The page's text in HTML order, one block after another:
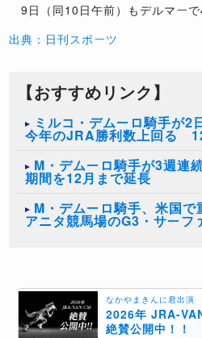
9日（同10日午前）もデルマーで
出典：日刊スポーツ
【おすすめリンク】
ミルコ・デムーロ騎手が2
今年のJRA勝利数上回る
M・デムーロ騎手が3週
期間を12月まで延長
M・デムーロ騎手、米国
アニタ競馬場のG3・サーフ
なかやまきんに君出演
2026年 JRA-
絶賛公開中！！